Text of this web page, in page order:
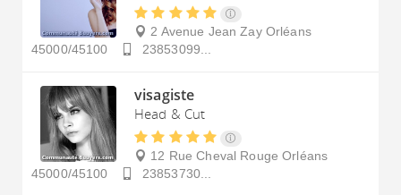
2 Avenue Jean Zay Orléans
45000/45100
23853099...
visagiste
Head & Cut
12 Rue Cheval Rouge Orléans
45000/45100
23853730...